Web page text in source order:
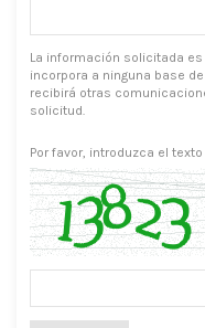
La información solicitada
incorpora a ninguna base
recibirá otras
solicitud.
Por favor, introduzca el